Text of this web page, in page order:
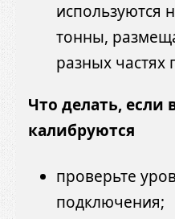
используются
тонны,
разных
Что делать, если
калибруются
проверьте
подключения;